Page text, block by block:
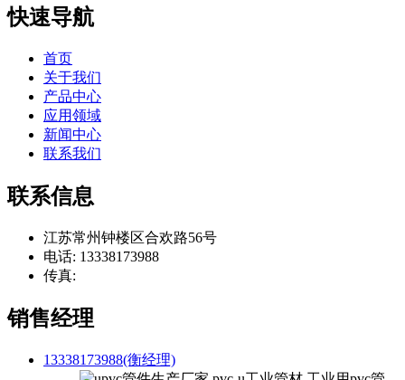
快速导航
首页
关于我们
产品中心
应用领域
新闻中心
联系我们
联系信息
江苏常州钟楼区合欢路56号
电话: 13338173988
传真:
销售经理
13338173988(衡经理)